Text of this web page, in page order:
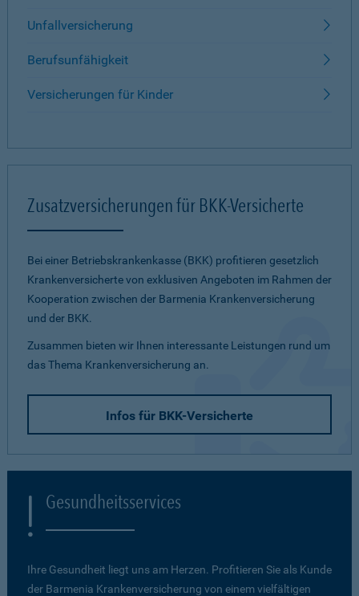
Unfallversicherung
Berufsunfähigkeit
Versicherungen für Kinder
Zusatzversicherungen für BKK-Versicherte
Bei einer Betriebskrankenkasse (BKK) profitieren gesetzlich
Krankenversicherte von exklusiven Angeboten im Rahmen der
Kooperation zwischen der Barmenia Krankenversicherung
und der BKK.
Zusammen bieten wir Ihnen interessante Leistungen rund um
das Thema Krankenversicherung an.
Infos für BKK-Versicherte
Gesundheitsservices
Ihre Gesundheit liegt uns am Herzen. Profitieren Sie als Kunde
der Barmenia Krankenversicherung von einem vielfältigen